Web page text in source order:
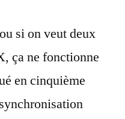
si on veut deux
ça ne fonctionne
en cinquième